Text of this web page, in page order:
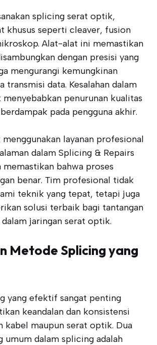
splicing serat optik,
khusus seperti cleaver, fusion
Alat-alat ini memastikan
dengan presisi yang
mengurangi kemungkinan
transmisi data. Kesalahan dalam
penurunan kualitas
pada pengguna akhir.
layanan profesional
dalam Splicing & Repairs
memastikan bahwa proses
benar. Tim profesional tidak
teknik yang tepat, tetapi juga
solusi terbaik bagi tantangan
jaringan serat optik.
Metode Splicing yang
yang efektif sangat penting
keandalan dan konsistensi
kabel maupun serat optik. Dua
umum dalam splicing adalah